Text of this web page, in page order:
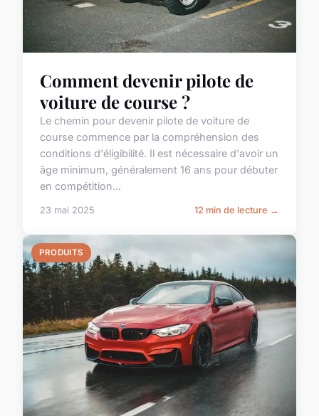
Comment devenir pilote de
voiture de course ?
Le chemin pour devenir pilote de voiture de
course commence par la compréhension des
conditions d'éligibilité. Il est nécessaire d'avoir un
âge minimum, généralement 16 ans pour débuter
en compétition...
23 mai 2025 12 min de lecture →
PRODUITS